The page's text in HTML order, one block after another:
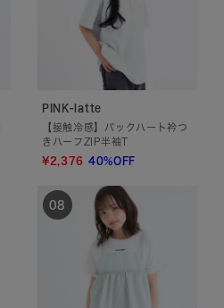
PINK-latte
【接触冷感】バックハート衿つ
きハーフZIP半袖T
¥2,376 40%OFF